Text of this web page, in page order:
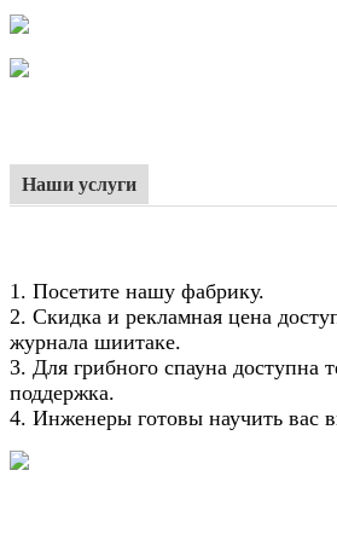
Наши услуги
1. Посетите нашу фабрику.
2. Скидка и рекламная цена
журнала шиитаке.
3. Для грибного спауна доступна
поддержка.
4. Инженеры готовы научить вас